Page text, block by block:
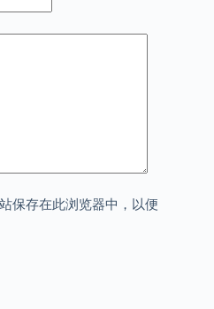
保存在此浏览器中，以便